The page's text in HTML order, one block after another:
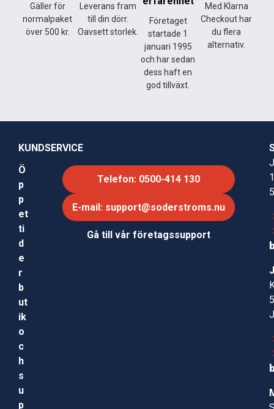
Gäller för
normalpaket
över 500 kr.
Leverans fram
till din dörr.
Oavsett storlek.
Företaget
startade 1
januari 1995
och har sedan
dess haft en
god tillväxt.
Med Klarna
Checkout har
du flera
alternativ.
KUNDSERVICE
Ö
p
p
et
ti
d
e
r
b
ut
ik
o
c
h
s
u
p
Telefon: 0500-414 130
E-mail: support@soderstroms.nu
Gå till vår företagssupport